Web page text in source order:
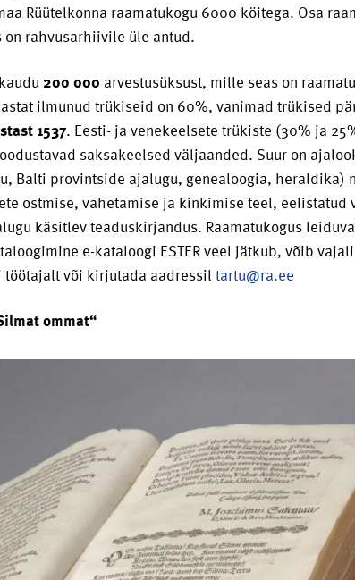
Rüütelkonna raamatukogu 6000 köitega. Osa
rahvusarhiivile üle antud.
200 000 arvestusüksust, mille seas on
ilmunud trükiseid on 60%, vanimad trükised
1537. Eesti- ja venekeelsete trükiste (30% ja
saksakeelsed väljaanded. Suur on
Balti provintside ajalugu, genealoogia, heraldika)
ostmise, vahetamise ja kinkimise teel, eelistatud
käsitlev teaduskirjandus. Raamatukogus
e-kataloogi ESTER veel jätkub, võib
või kirjutada aadressiltartu@ra.ee
ommat“